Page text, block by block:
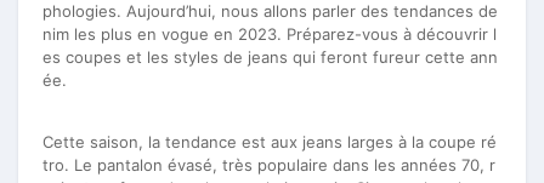
phologies. Aujourd’hui, nous allons parler des tendances de
nim les plus en vogue en 2023. Préparez-vous à découvrir l
es coupes et les styles de jeans qui feront fureur cette ann
ée.
Cette saison, la tendance est aux jeans larges à la coupe ré
tro. Le pantalon évasé, très populaire dans les années 70, r